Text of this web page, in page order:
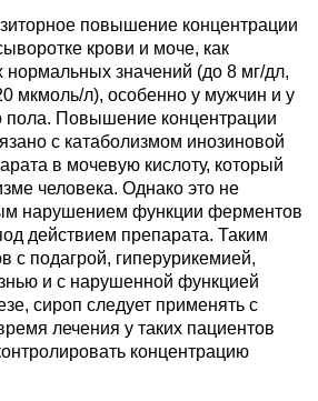
повышение концентрации
крови и моче, как
нормальных значений (до 8 мг/дл,
мкмоль/л), особенно у мужчин и у
пола. Повышение концентрации
с катаболизмом инозиновой
в мочевую кислоту, который
человека. Однако это не
нарушением функции ферментов
действием препарата. Таким
с подагрой, гиперурикемией,
и с нарушенной функцией
сироп следует применять с
лечения у таких пациентов
концентрацию